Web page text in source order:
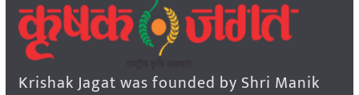
Krishak Jagat was founded by Shri Manik